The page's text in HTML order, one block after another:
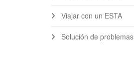
Viajar con un ESTA
Solución de problemas